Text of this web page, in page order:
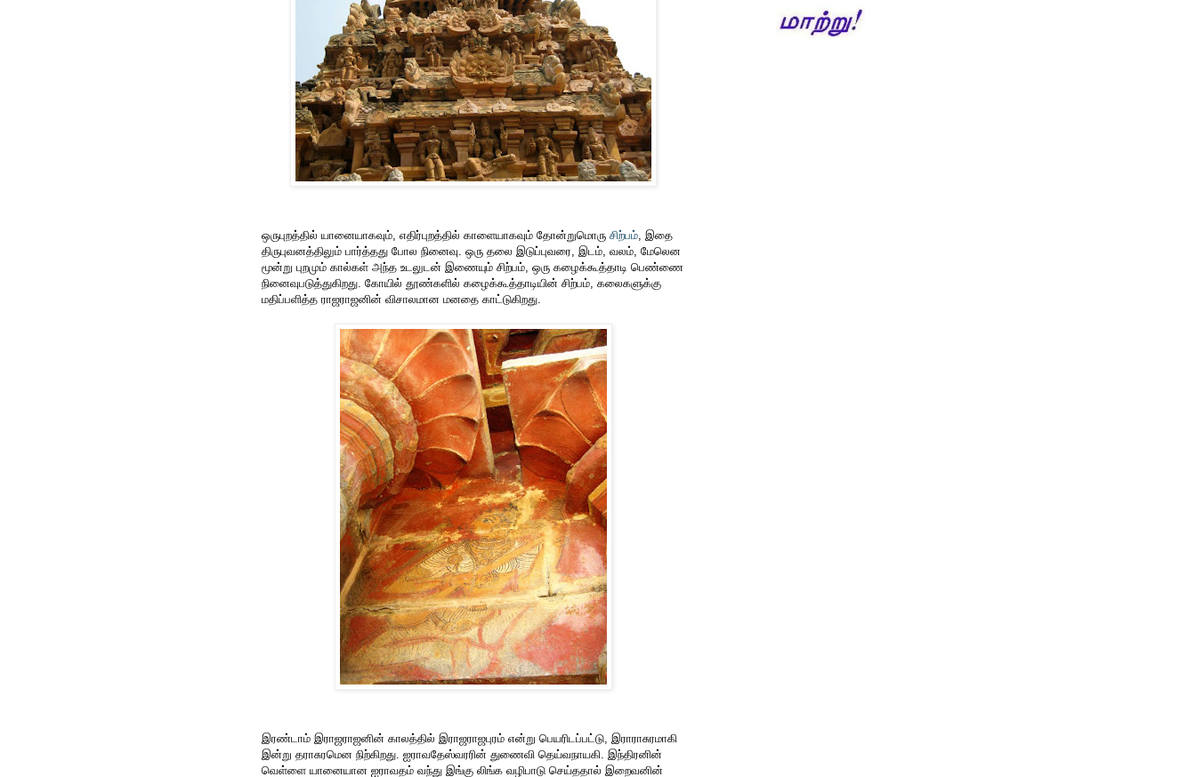
ஒருபுறத்தில் யானையாகவும், எதிர்புறத்தில் காளையாகவும் தோன்றுமொரு சிற்பம் , இதை
திருபுவனத்திலும் பார்த்தது போல நினைவு. ஒரு தலை இடுப்புவரை, இடம், வலம், மேலென
மூன்று புறமும் கால்கள் அந்த உடலுடன் இணையும் சிற்பம், ஒரு கழைக்கூத்தாடி பெண்ணை
நினைவுபடுத்துகிறது. கோயில் தூண்களில் கழைக்கூத்தாடியின் சிற்பம், கலைகளுக்கு
மதிப்பளித்த ராஜராஜனின் விசாலமான மனதை காட்டுகிறது.
இரண்டாம் இராஜராஜனின் காலத்தில் இராஜராஜபுரம் என்று பெயரிடப்பட்டு, இராராசுரமாகி
இன்று தராசுரமென நிற்கிறது. ஐராவதேஸ்வரரின் துணைவி தெய்வநாயகி. இந்திரனின்
வெள்ளை யானையான ஐராவதம் வந்து இங்கு லிங்க வழிபாடு செய்ததால் இறைவனின்